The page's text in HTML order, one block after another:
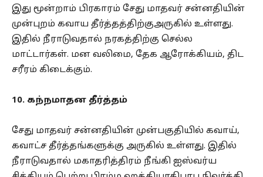
இது மூன்றாம் பிரகாரம் சேது மாதவர் சன்னதியின்
முன்புறம் கவாய தீர்த்தத்திற்குஅருகில் உள்ளது.
இதில் நீராடுவதால் நரகத்திற்கு செல்ல
மாட்டார்கள். மன வலிமை, தேக ஆரோக்கியம், திட
சரீரம் கிடைக்கும்.
10. கந்நமாதன தீர்த்தம்
சேது மாதவர் சன்னதியின் முன்பகுதியில் கவாய்,
கவாட்ச தீர்த்தங்களுக்கு அருகில் உள்ளது. இதில்
நீராடுவதால் மகாதரித்திரம் நீங்கி ஐஸ்வர்ய